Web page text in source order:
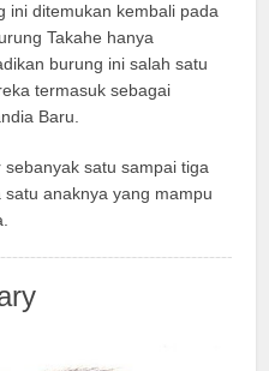
ini ditemukan kembali pada
Takahe hanya
burung ini salah satu
termasuk sebagai
Baru.
satu sampai tiga
anaknya yang mampu